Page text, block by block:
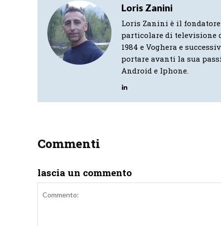
Loris Zanini
Loris Zanini è il
particolare di televisione
1984 e Voghera e
portare avanti la sua
Android e Iphone.
Commenti
lascia un commento